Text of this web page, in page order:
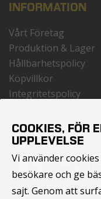
INFORMATION
Vårt Företag
Produktion & Lager
Hållbarhetspolicy
Köpvillkor
Integritetspolicy
COOKIES, FÖR
UPPLEVELSE
Vi använder
besökare och ge
sajt. Genom att